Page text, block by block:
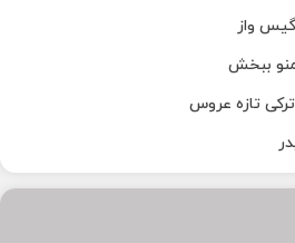
واز
ببخش
ترکی تازه عروس